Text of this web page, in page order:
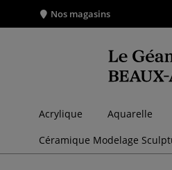
Nos magasins
Acrylique Aquarelle
Céramique Modelage